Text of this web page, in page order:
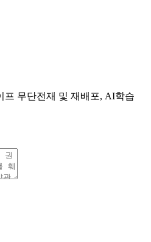
무단전재 및 재배포, AI학습